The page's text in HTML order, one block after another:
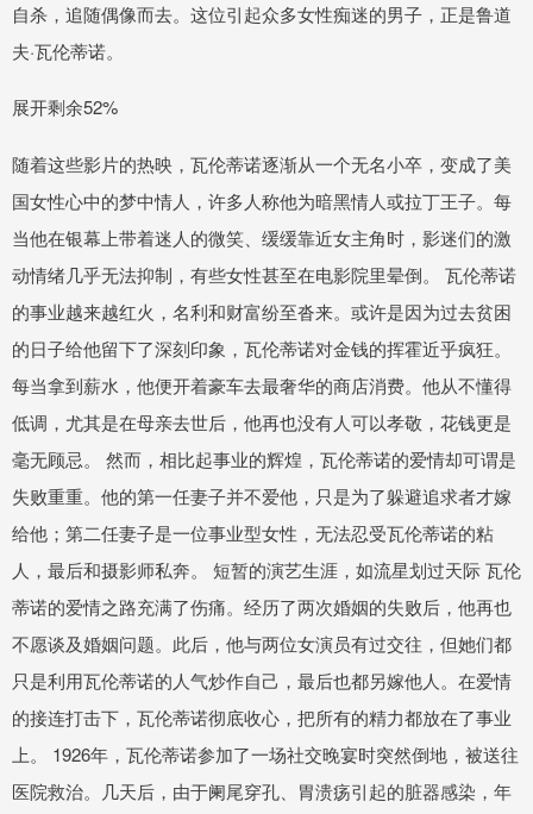
自杀，追随偶像而去。这位引起众多女性痴迷的男子，正是鲁道
夫·瓦伦蒂诺。
展开剩余52%
随着这些影片的热映，瓦伦蒂诺逐渐从一个无名小卒，变成了美
国女性心中的梦中情人，许多人称他为暗黑情人或拉丁王子。每
当他在银幕上带着迷人的微笑、缓缓靠近女主角时，影迷们的激
动情绪几乎无法抑制，有些女性甚至在电影院里晕倒。 瓦伦蒂诺
的事业越来越红火，名利和财富纷至沓来。或许是因为过去贫困
的日子给他留下了深刻印象，瓦伦蒂诺对金钱的挥霍近乎疯狂。
每当拿到薪水，他便开着豪车去最奢华的商店消费。他从不懂得
低调，尤其是在母亲去世后，他再也没有人可以孝敬，花钱更是
毫无顾忌。 然而，相比起事业的辉煌，瓦伦蒂诺的爱情却可谓是
失败重重。他的第一任妻子并不爱他，只是为了躲避追求者才嫁
给他；第二任妻子是一位事业型女性，无法忍受瓦伦蒂诺的粘
人，最后和摄影师私奔。 短暂的演艺生涯，如流星划过天际 瓦伦
蒂诺的爱情之路充满了伤痛。经历了两次婚姻的失败后，他再也
不愿谈及婚姻问题。此后，他与两位女演员有过交往，但她们都
只是利用瓦伦蒂诺的人气炒作自己，最后也都另嫁他人。在爱情
的接连打击下，瓦伦蒂诺彻底收心，把所有的精力都放在了事业
上。 1926年，瓦伦蒂诺参加了一场社交晚宴时突然倒地，被送往
医院救治。几天后，由于阑尾穿孔、胃溃疡引起的脏器感染，年